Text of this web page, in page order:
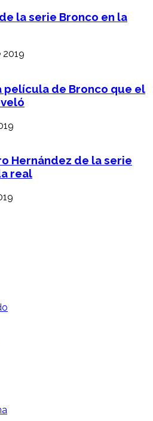
la serie Bronco en la
2019
película de Bronco que el
Hernández de la serie
real